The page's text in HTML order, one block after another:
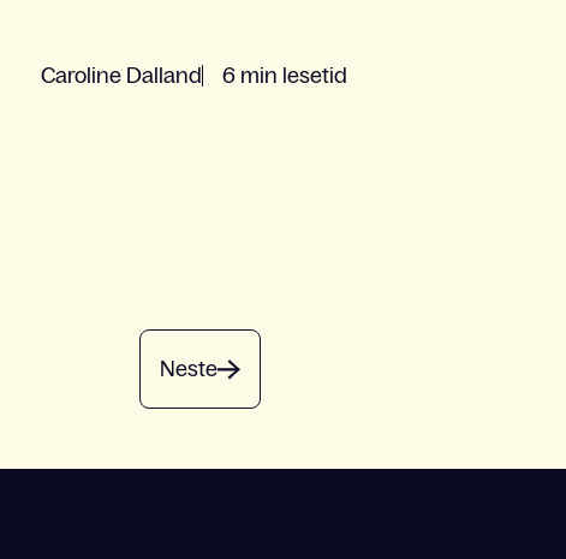
Caroline Dalland 6 min lesetid
Neste